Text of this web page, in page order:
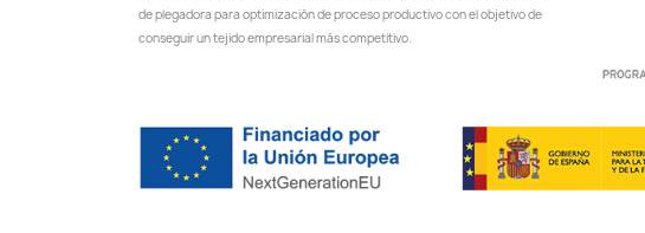
de plegadora para optimización de proceso productivo con el objetivo de
conseguir un tejido empresarial más competitivo.